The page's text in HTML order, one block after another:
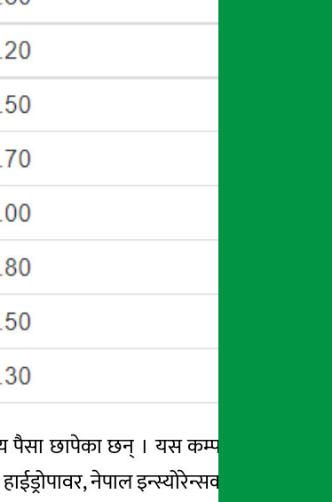
पैसा छापेका छन् । यस कम्पनीको सेयर
नेपाल इन्स्योरेन्सका लगानीकर्ता